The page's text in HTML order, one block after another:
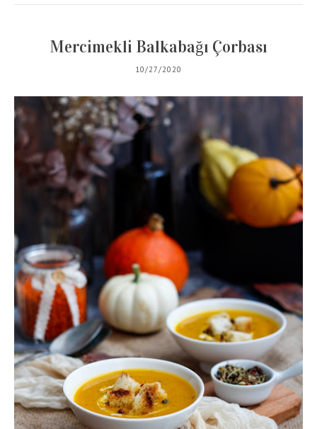
Mercimekli Balkabağı Çorbası
10/27/2020